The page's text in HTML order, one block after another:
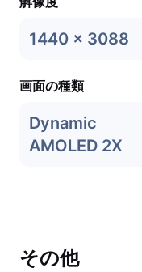
1440 x 3088
画面の種類
Dynamic
AMOLED 2X
その他